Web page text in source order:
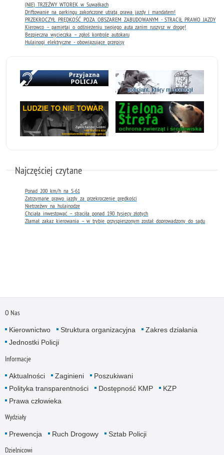
(NIE) TRZEŹWY WTOREK w Suwałkach
Driftowanie na parkingu zakończone utratą prawa jazdy i mandatem!
PRZEKROCZYŁ PRĘDKOŚĆ POZA OBSZAREM ZABUDOWANYM - STRACIŁ PRAWO JAZDY
Kierowco – pamiętaj o odśnieżeniu swojego auta zanim ruszysz w drogę!
Bezpieczna wycieczka – zgłoś kontrolę autokaru
Hulajnogi elektryczne - obowiązujące przepisy
Najczęściej czytane
Ponad 200 km/h na S-61
Zatrzymane prawo jazdy za przekroczenie prędkości
Nietrzeźwy na hulajnodze
Chciała inwestować – straciła ponad 190 tysięcy złotych
Złamał zakaz kierowania – w trybie przyspieszonym został doprowadzony do sądu
O Nas
Kierownictwo Struktura organizacyjna
Zakres działania
Jednostki Policji
Informacje
Aktualności Zaginieni
Poszukiwani
Polityka transparentności
Dostępność KMP
KZP
Prawa człowieka
Wydziały
Prewencja Ruch Drogowy Sztab Policji
Dzielnicowi